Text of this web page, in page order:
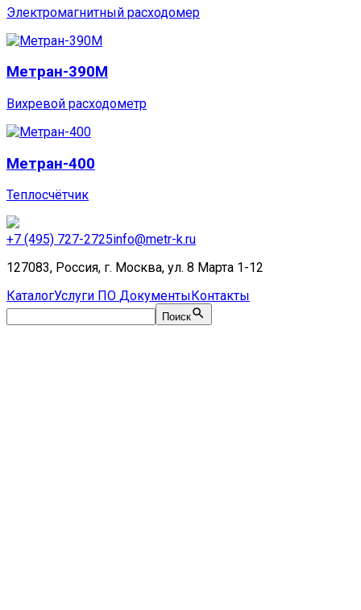
Электромагнитный расходомер
Метран-390М
Вихревой расходометр
Метран-400
Теплосчётчик
+7 (495) 727-2725info@metr-k.ru
127083, Россия, г. Москва, ул. 8 Марта 1-12
КаталогУслуги ПО Документы Контакты
Поиск